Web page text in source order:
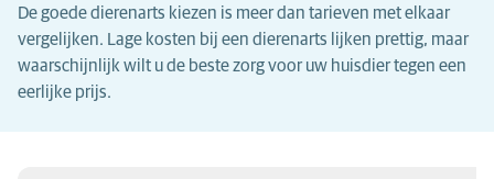
De goede dierenarts kiezen is meer dan tarieven met elkaar
vergelijken. Lage kosten bij een dierenarts lijken prettig, maar
waarschijnlijk wilt u de beste zorg voor uw huisdier tegen een
eerlijke prijs.